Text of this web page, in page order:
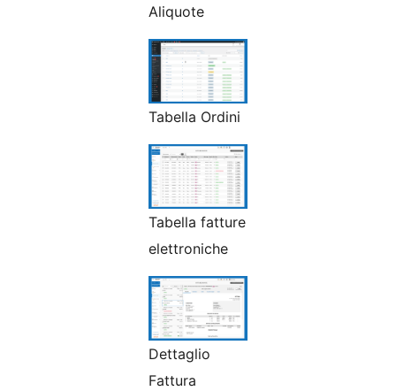
Aliquote
Tabella Ordini
Tabella fatture
elettroniche
Dettaglio
Fattura